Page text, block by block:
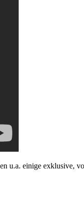
u.a. einige exklusive,